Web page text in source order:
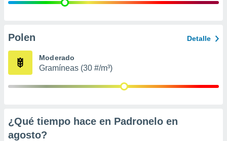
e
publicidad
Polen Detalle
Moderado
Gramíneas (30 #/m³)
¿Qué tiempo hace en Padronelo en
agosto?